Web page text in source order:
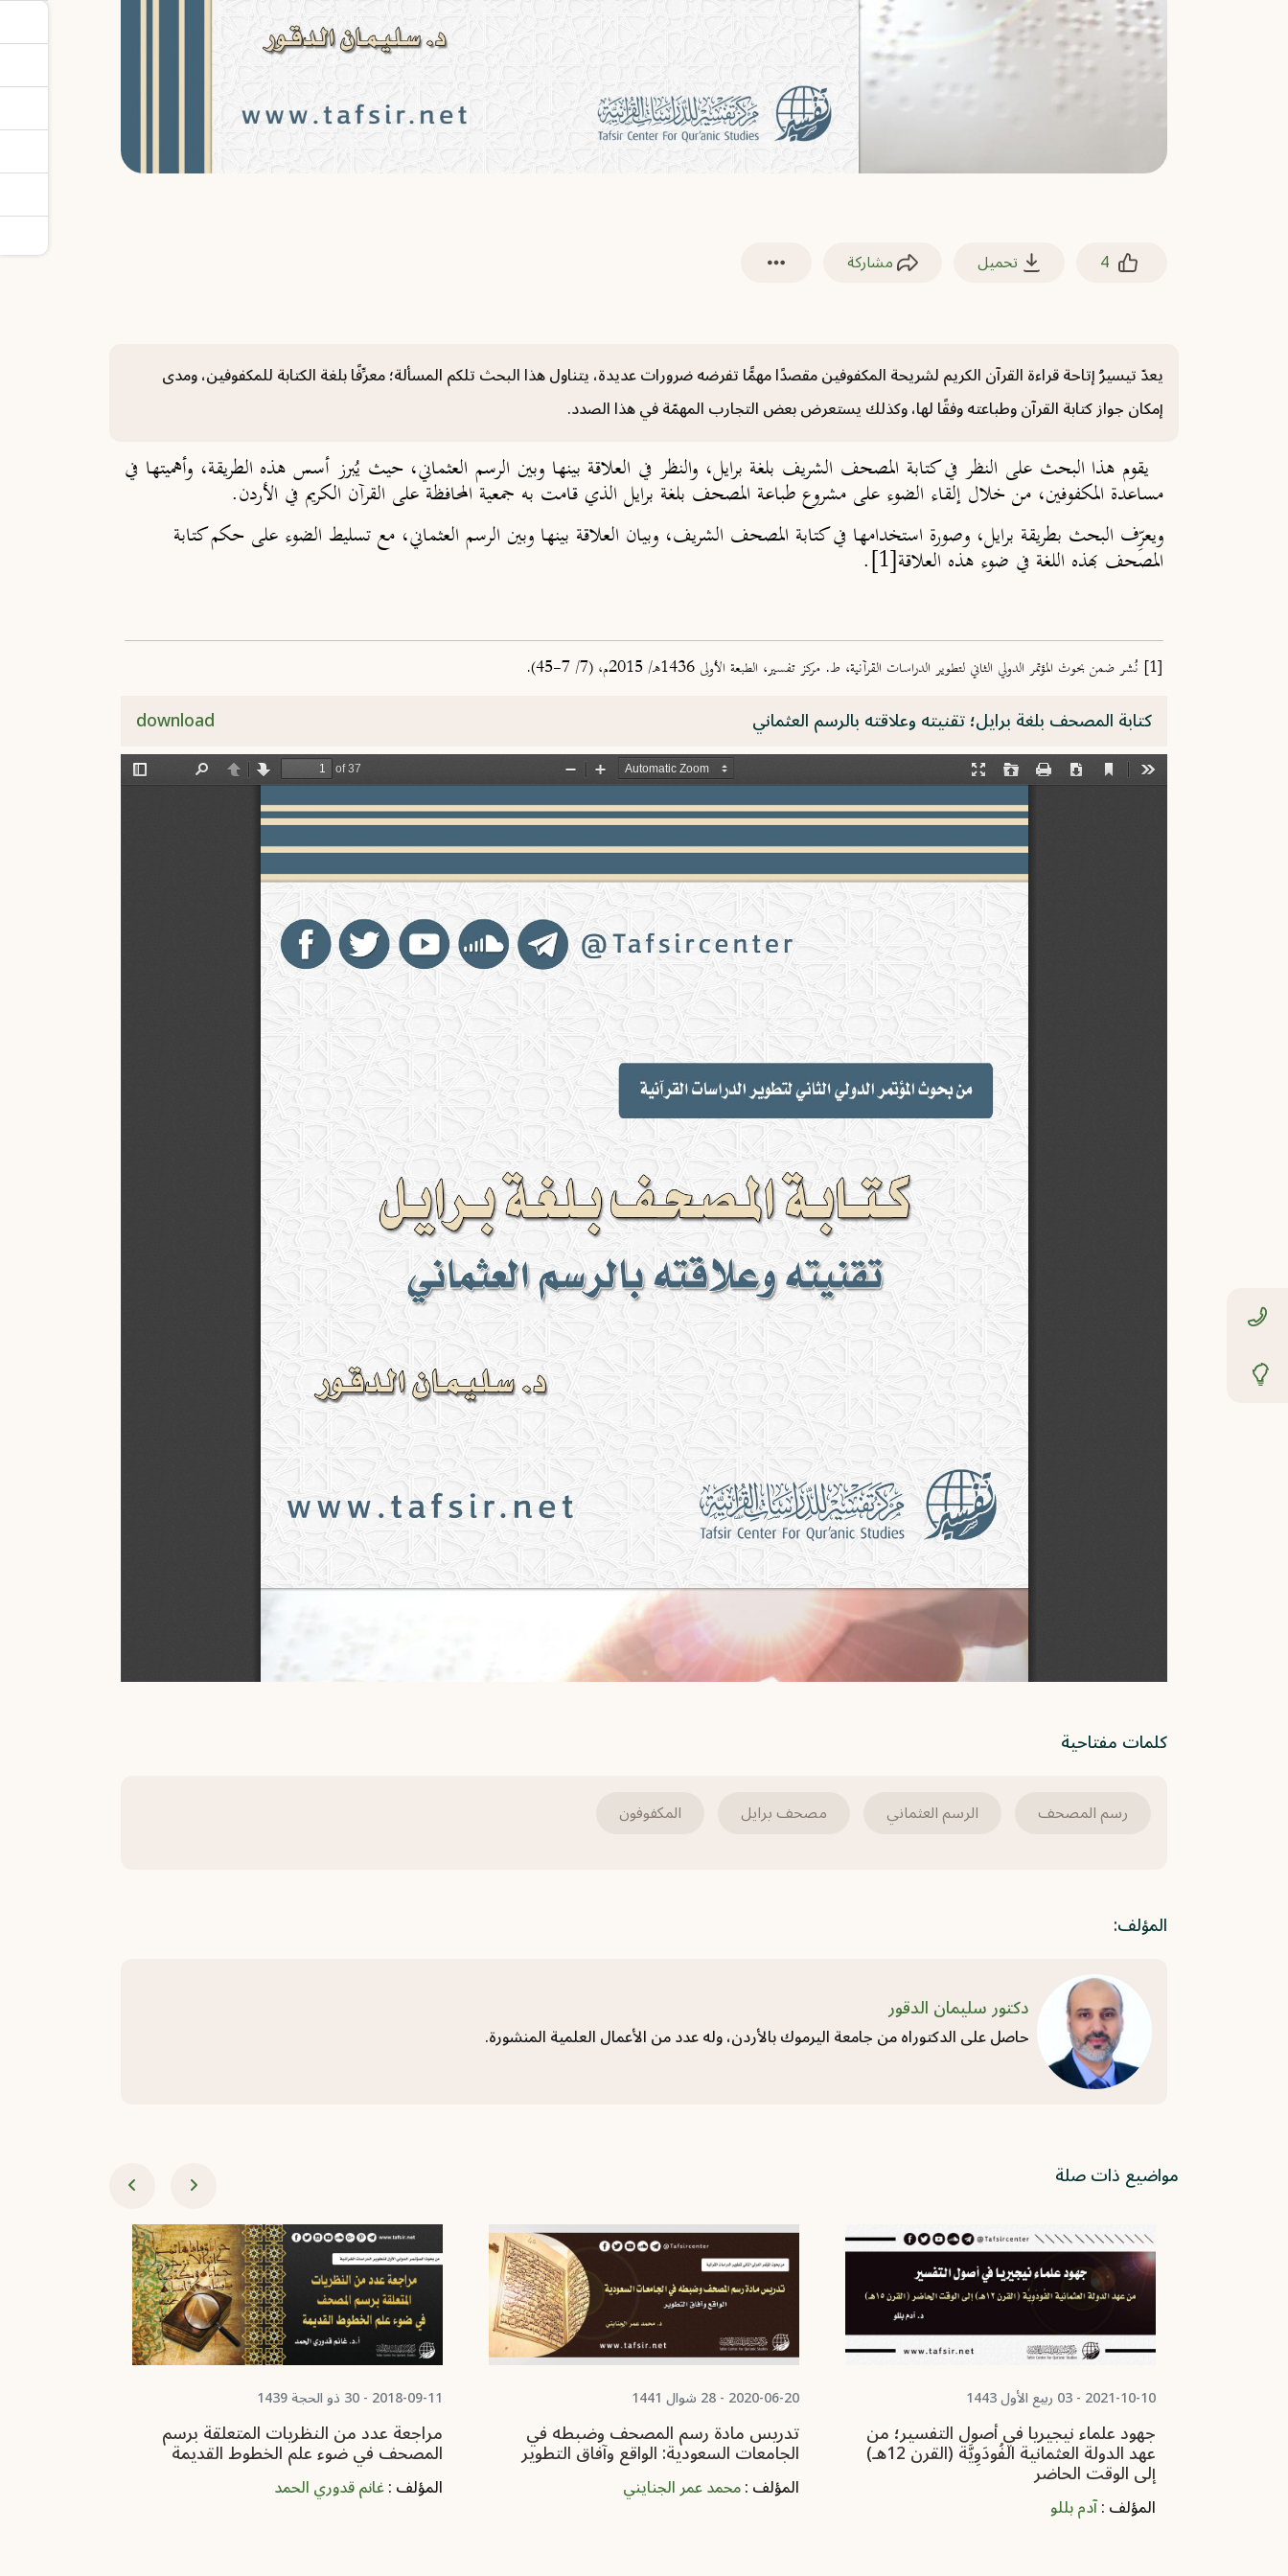
4 تحميل مشاركة
يعدّ تيسيرُ إتاحة قراءة القرآن الكريم لشريحة المكفوفين مقصدًا مهمًّا تفرضه ضرورات عديدة، يتناول هذا البحث تلكم المسألة؛ معرِّفًا بلغة الكتابة للمكفوفين، ومدى
إمكان جواز كتابة القرآن وطباعته وفقًا لها، وكذلك يستعرض بعض التجارب المهمّة في هذا الصدد.
يقوم هذا البحث على النظر في كتابة المصحف الشريف بلغة برايل، والنظر في العلاقة بينها وبين الرسم العثماني، حيث يُبرز أسس هذه الطريقة، وأهميتها في
مساعدة المكفوفين، من خلال إلقاء الضوء على مشروع طباعة المصحف بلغة برايل الذي قامت به جمعية المحافظة على القرآن الكريم في الأردن.
ويعرِّف البحث بطريقة برايل، وصورة استخدامها في كتابة المصحف الشريف، وبيان العلاقة بينها وبين الرسم العثماني، مع تسليط الضوء على حكم كتابة
المصحف بهذه اللغة في ضوء هذه العلاقة[1]
.
[1] نُشر ضمن بحوث المؤتمر الدولي الثاني لتطوير الدراسات القرآنية، ط. مركز تفسير، الطبعة الأولى 1436هـ/ 2015م، (7/ 7-45).
كتابة المصحف بلغة برايل؛ تقنيته وعلاقته بالرسم العثماني
كلمات مفتاحية
رسم المصحف الرسم العثماني مصحف برايل المكفوفون
المؤلف:
دكتور سليمان الدقور
حاصل على الدكتوراه من جامعة اليرموك بالأردن، وله عدد من الأعمال العلمية المنشورة.
مواضيع ذات صلة
2021-10-10 - 03 ربيع الأول 1443
جهود علماء نيجيريا في أصول التفسير؛ من
عهد الدولة العثمانية الفُودَوِيَّة (القرن 12هـ)
إلى الوقت الحاضر
المؤلف :آدم بللو
2020-06-20 - 28 شوال 1441
تدريس مادة رسم المصحف وضبطه في
الجامعات السعودية: الواقع وآفاق التطوير
المؤلف :محمد عمر الجنايني
2018-09-11 - 30 ذو الحجة 1439
مراجعة عدد من النظريات المتعلقة برسم
المصحف في ضوء علم الخطوط القديمة
المؤلف :غانم قدوري الحمد